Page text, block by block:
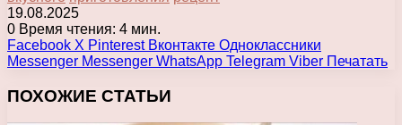
19.08.2025
0 Время чтения: 4 мин.
Facebook X Pinterest Вконтакте Одноклассники
Messenger Messenger WhatsApp Telegram Viber Печатать
ПОХОЖИЕ СТАТЬИ